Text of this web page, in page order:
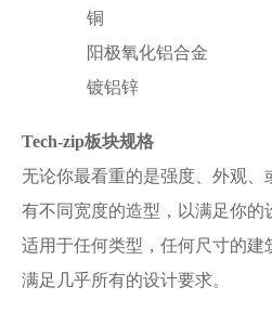
铜
阳极氧化铝合金
镀铝锌
Tech-zip板块规格
无论你最看重的是强度、外观、
有不同宽度的造型，以满足你的
适用于任何类型，任何尺寸的建
满足几乎所有的设计要求。